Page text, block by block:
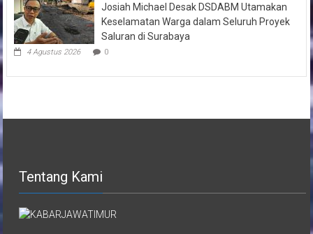
Josiah Michael Desak DSDABM Utamakan
Keselamatan Warga dalam Seluruh Proyek
Saluran di Surabaya
4 Agustus 2026 0
Tentang Kami